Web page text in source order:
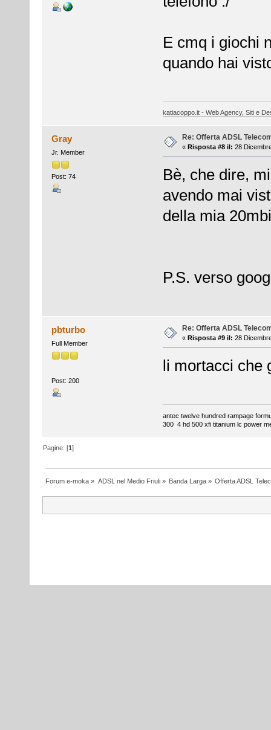
E cmq i giochi
quando hai
katiacoppo.it - Web Agency, Siti e
Gray
Jr. Member
Post: 74
Re: Offerta ADSL
« Risposta #8 il: 28
Bè, che dire,
avendo mai
della mia
P.S. verso
pbturbo
Full Member
Post: 200
Re: Offerta ADSL
« Risposta #9 il: 28
li mortacci che
antec twelve hundred rampage
300 4 hd 500 xfi titanium lc power
Pagine: [1]
Forum e-moka » ADSL nel Medio Friuli» Banda Larga» Offerta ADSL